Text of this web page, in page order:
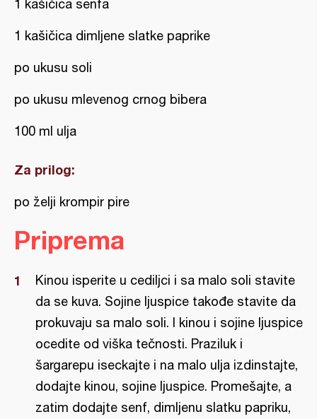
1 kašičica senfa
1 kašičica dimljene slatke paprike
po ukusu soli
po ukusu mlevenog crnog bibera
100 ml ulja
Za prilog:
po želji krompir pire
Priprema
Kinou isperite u cediljci i sa malo soli stavite
da se kuva. Sojine ljuspice takođe stavite da
prokuvaju sa malo soli. I kinou i sojine ljuspice
ocedite od viška tečnosti. Praziluk i
šargarepu iseckajte i na malo ulja izdinstajte,
dodajte kinou, sojine ljuspice. Promešajte, a
zatim dodajte senf, dimljenu slatku papriku,